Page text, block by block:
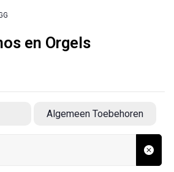
en Orgels
Algemeen Toebehoren